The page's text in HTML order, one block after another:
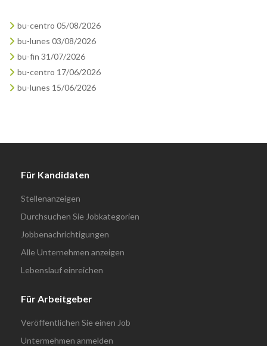
bu-centro 05/08/2026
bu-lunes 03/08/2026
bu-fin 31/07/2026
bu-centro 17/06/2026
bu-lunes 15/06/2026
Für Kandidaten
Stellenanzeigen
Durchsuchen Sie Jobkategorien
Jobbenachrichtigungen
Alle Unternehmen anzeigen
Lebenslauf einreichen
Für Arbeitgeber
Veröffentlichen Sie einen Job
Untermehmen anmelden